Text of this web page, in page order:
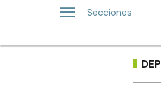
Secciones